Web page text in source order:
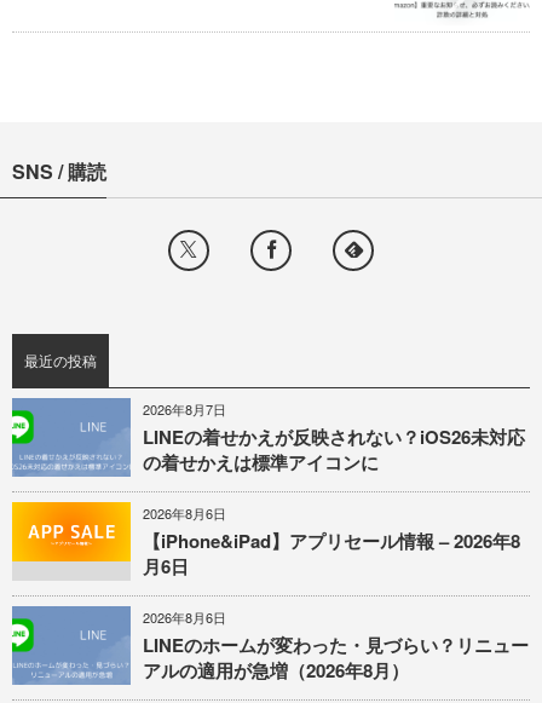
SNS / 購読
最近の投稿
2026年8月7日
LINEの着せかえが反映されない？iOS26未対応
の着せかえは標準アイコンに
2026年8月6日
【iPhone&iPad】アプリセール情報 – 2026年8
月6日
2026年8月6日
LINEのホームが変わった・見づらい？リニュー
アルの適用が急増（2026年8月）